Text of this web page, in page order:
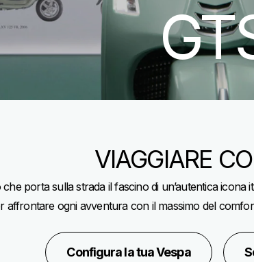
VIAGGIARE
porta sulla strada il fascino di un’autentica
affrontare ogni avventura con il massimo del
Configura la tua Vespa